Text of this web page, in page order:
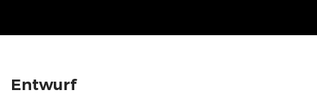
Entwurf